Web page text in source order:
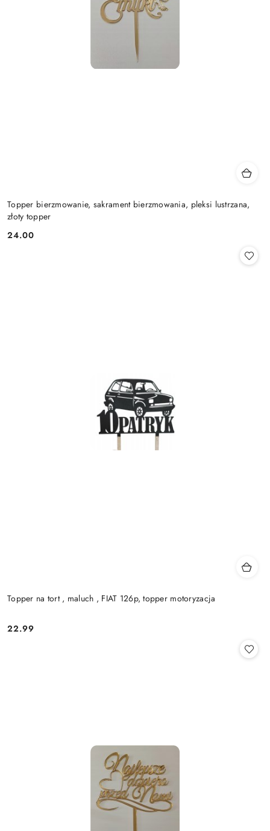
Topper bierzmowanie, sakrament bierzmowania, pleksi lustrzana,
złoty topper
Cena:
24.00
Topper na tort , maluch , FIAT 126p, topper motoryzacja
Cena:
22.99